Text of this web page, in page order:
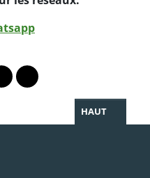
Instagram
profil Linkedin
le profil Facebook
Lien vers le profil Twitter
Partager par WhatsApp
HAUT